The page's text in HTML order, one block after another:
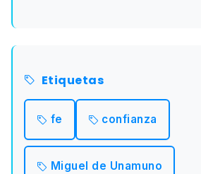
Etiquetas
fe confianza
Miguel de Unamuno